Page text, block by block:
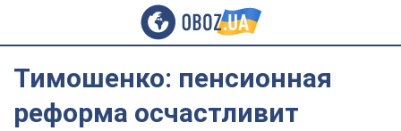
Тимошенко: пенсионная
реформа осчастливит